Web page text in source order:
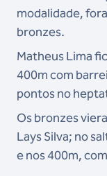
modalidade,
bronzes.
Matheus Lima
400m com
pontos no
Os bronzes
Lays Silva; no
e nos 400m,